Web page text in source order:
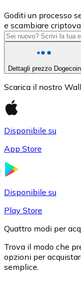
USD Coin
USDC
Goditi un processo
e scambiare
Dettagli prezzo Dogecoin
Scarica il nostro
Disponibile su
App Store
Disponibile su
Play Store
Quattro modi per
Trova il modo che
opzioni per
semplice.